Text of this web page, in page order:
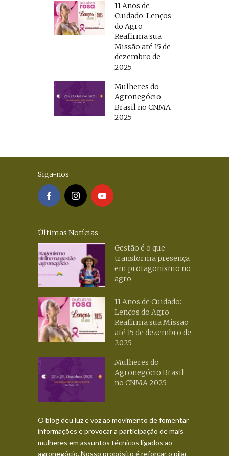
11 Anos de
Cuidado: Lenços
do Agro
Reafirma sua
Missão até 15 de
dezembro de
2025
Mulheres do
Agronegócio
Brasil no CNMA
2025
Siga-nos
Últimas Notícias
Gestão é o que
transforma presença
em protagonismo no
agro
11 Anos de Cuidado:
Lenços do Agro
Reafirma sua Missão
até 15 de dezembro de
2025
Mulheres do
Agronegócio Brasil
no CNMA 2025
O blog deu luz e voz ao movimento de fomentar
informações e provocar a participação de mais
mulheres em assuntos técnicos ligados ao
agronegócio. Nosso propósito é reforçar o pilar